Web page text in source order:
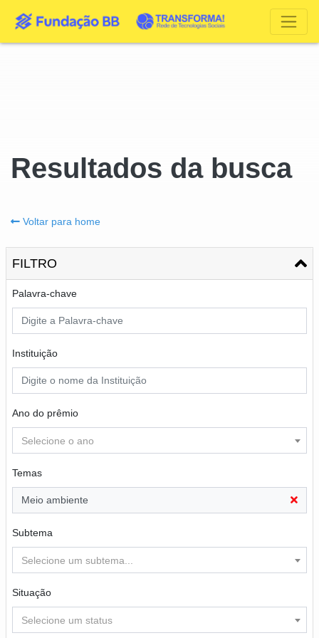
Resultados da busca
Voltar para home
FILTRO
Palavra-chave
Instituição
Ano do prêmio
Selecione o ano
Temas
Meio ambiente
Subtema
Selecione um subtema...
Situação
Selecione um status